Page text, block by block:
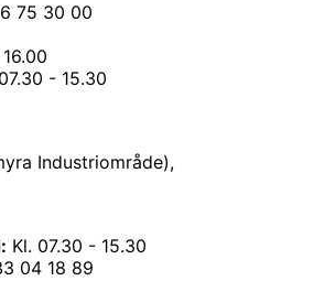
75 30 00
- 15.30
Industriområde),
Kl. 07.30 - 15.30
04 18 89